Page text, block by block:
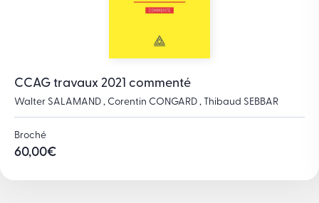
CCAG travaux 2021 commenté
Walter SALAMAND , Corentin CONGARD , Thibaud SEBBAR
Broché
60,00€